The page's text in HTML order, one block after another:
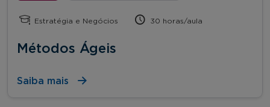
Estratégia e Negócios 30 horas/aula
Métodos Ágeis
Saiba mais